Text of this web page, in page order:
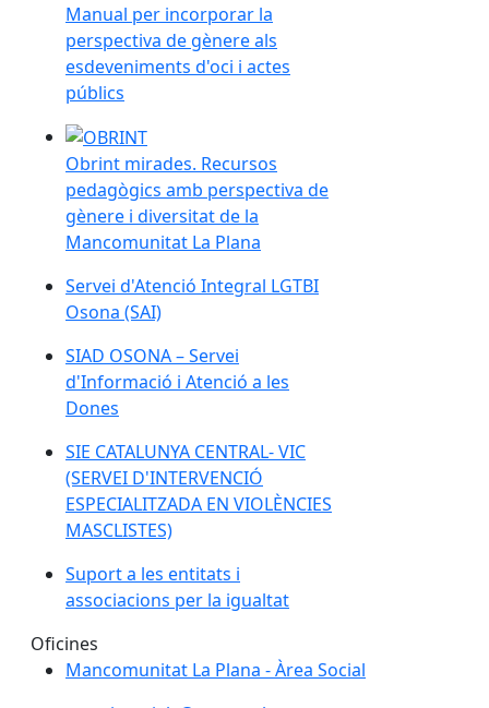
Manual per incorporar la
perspectiva de gènere als
esdeveniments d'oci i actes
públics
Obrint mirades. Recursos pedagògics amb
Obrint mirades. Recursos
pedagògics amb perspectiva de
gènere i diversitat de la
Mancomunitat La Plana
Servei d'Atenció Integral LGTBI
Osona (SAI)
SIAD OSONA – Servei
d'Informació i Atenció a les
Dones
SIE CATALUNYA CENTRAL- VIC
(SERVEI D'INTERVENCIÓ
ESPECIALITZADA EN VIOLÈNCIES
MASCLISTES)
Suport a les entitats i
associacions per la igualtat
Oficines
Mancomunitat La Plana - Àrea Social